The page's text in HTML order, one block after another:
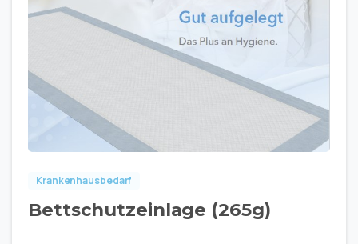
Krankenhausbedarf
Bettschutzeinlage (265g)